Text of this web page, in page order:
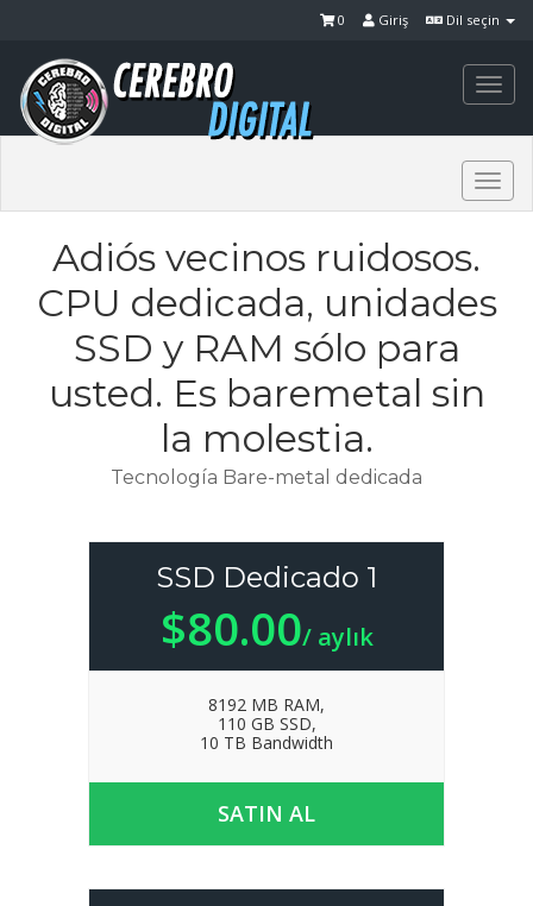
Dil seçin
Giriş
0
Adiós vecinos ruidosos.
CPU dedicada, unidades
SSD y RAM sólo para
usted. Es baremetal sin
la molestia.
Tecnología Bare-metal dedicada
SSD Dedicado 1
$80.00/ aylık
8192 MB RAM,
110 GB SSD,
10 TB Bandwidth
SATIN AL